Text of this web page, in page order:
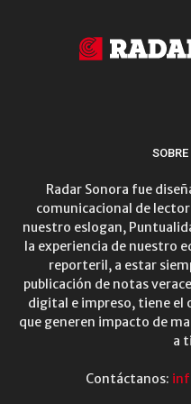
Radar Sonora fue
comunicacional de
nuestro eslogan,
la experiencia de nuestro
reporteril, a estar
publicación de notas
digital e impreso, tiene el
que generen impacto de
a
Contáctanos: